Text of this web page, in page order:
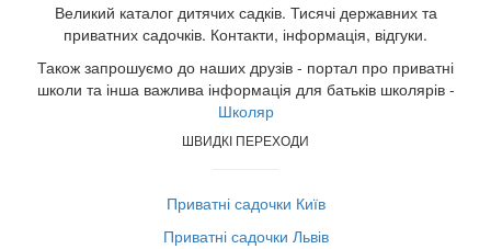
Великий каталог дитячих садків. Тисячі державних та
приватних садочків. Контакти, інформація, відгуки.
Також запрошуємо до наших друзів - портал про приватні
школи та інша важлива інформація для батьків школярів -
Школяр
ШВИДКІ ПЕРЕХОДИ
Приватні садочки Київ
Приватні садочки Львів